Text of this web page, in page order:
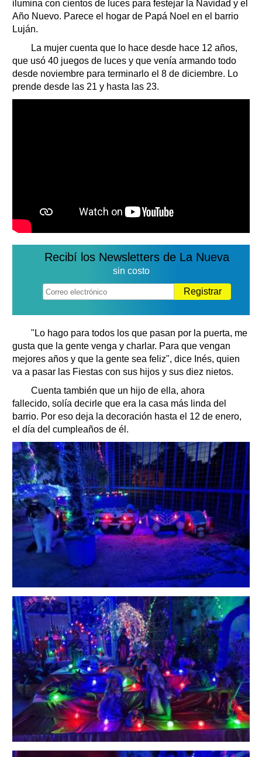
Clasificados
Horóscopo
Servicios
Transportes
Loterías
ilumina con cientos de luces para festejar la Navidad y el
Año Nuevo. Parece el hogar de Papá Noel en el barrio
Luján.
La mujer cuenta que lo hace desde hace 12 años,
que usó 40 juegos de luces y que venía armando todo
desde noviembre para terminarlo el 8 de diciembre. Lo
prende desde las 21 y hasta las 23.
Recibí los Newsletters de La Nueva
sin costo
Registrar
"Lo hago para todos los que pasan por la puerta, me
gusta que la gente venga y charlar. Para que vengan
mejores años y que la gente sea feliz", dice Inés, quien
va a pasar las Fiestas con sus hijos y sus diez nietos.
Cuenta también que un hijo de ella, ahora
fallecido, solía decirle que era la casa más linda del
barrio. Por eso deja la decoración hasta el 12 de enero,
el día del cumpleaños de él.